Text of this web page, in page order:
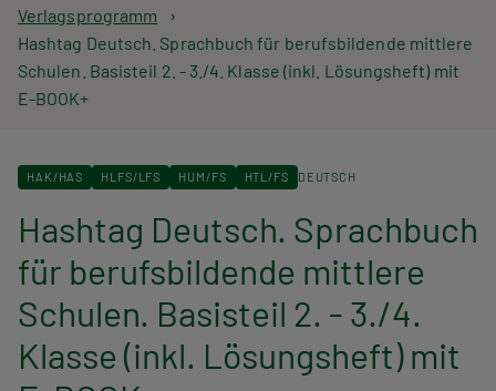
P
f
a
d
n
a
v
i
g
Verlagsprogramm
Hashtag Deutsch. Sprachbuch für berufsbildende mittlere
Schulen. Basisteil 2. - 3./4. Klasse (inkl. Lösungsheft) mit
E-BOOK+
HAK/HAS HLFS/LFS HUM/FS HTL/FS DEUTSCH
Hashtag Deutsch. Sprachbuch
für berufsbildende mittlere
Schulen. Basisteil 2. - 3./4.
Klasse (inkl. Lösungsheft) mit